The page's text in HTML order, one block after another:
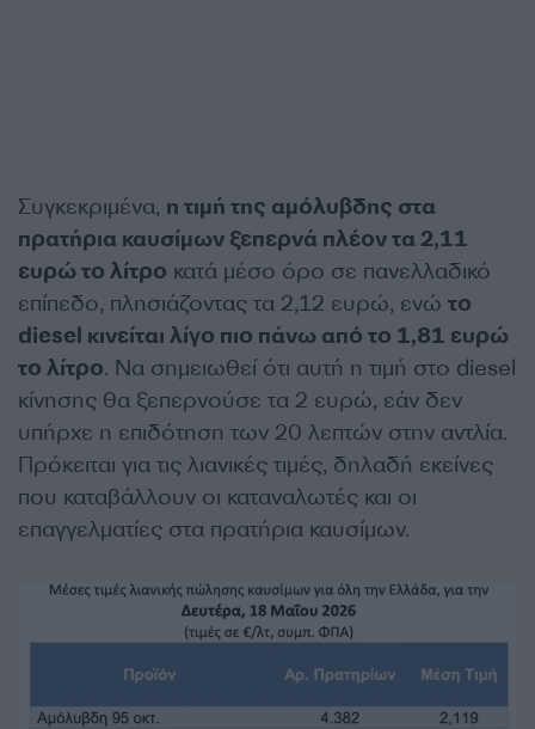
Συγκεκριμένα, η τιμή της αμόλυβδης στα
πρατήρια καυσίμων ξεπερνά πλέον τα 2,11
ευρώ το λίτρο κατά μέσο όρο σε πανελλαδικό
επίπεδο, πλησιάζοντας τα 2,12 ευρώ, ενώ το
diesel κινείται λίγο πιο πάνω από το 1,81 ευρώ
το λίτρο. Να σημειωθεί ότι αυτή η τιμή στο diesel
κίνησης θα ξεπερνούσε τα 2 ευρώ, εάν δεν
υπήρχε η επιδότηση των 20 λεπτών στην αντλία.
Πρόκειται για τις λιανικές τιμές, δηλαδή εκείνες
που καταβάλλουν οι καταναλωτές και οι
επαγγελματίες στα πρατήρια καυσίμων.